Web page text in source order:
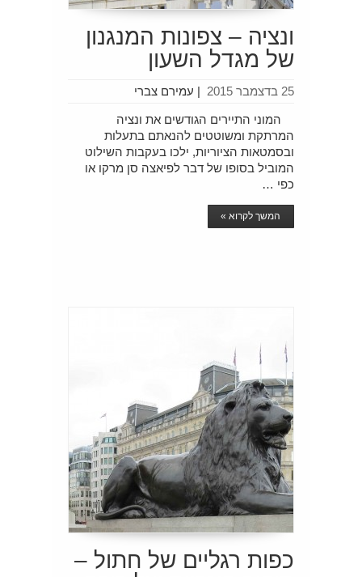
ונציה – צפונות המנגנון
של מגדל השעון
עמירם צברי | 25 בדצמבר 2015
המוני התיירים הגודשים את ונציה
המרתקת ומשוטטים להנאתם בתעלות
ובסמטאות הציוריות, ילכו בעקבות השילוט
המוביל בסופו של דבר לפיאצה סן מרקו או
כפי …
המשך לקרוא »
כפות רגליים של חתול –